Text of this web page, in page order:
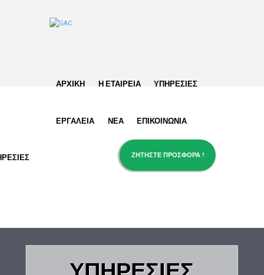
ΑΡΧΙΚΗ Η ΕΤΑΙΡΕΙΑ ΥΠΗΡΕΣΙΕΣ
ΕΡΓΑΛΕΙΑ ΝΕΑ ΕΠΙΚΟΙΝΩΝΙΑ
ΖΗΤΗΣΤΕ ΠΡΟΣΦΟΡΑ !